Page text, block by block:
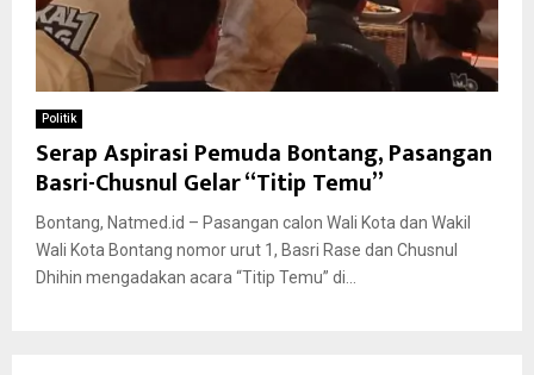
Politik
Serap Aspirasi Pemuda Bontang, Pasangan
Basri-Chusnul Gelar “Titip Temu”
Bontang, Natmed.id – Pasangan calon Wali Kota dan Wakil
Wali Kota Bontang nomor urut 1, Basri Rase dan Chusnul
Dhihin mengadakan acara “Titip Temu” di...